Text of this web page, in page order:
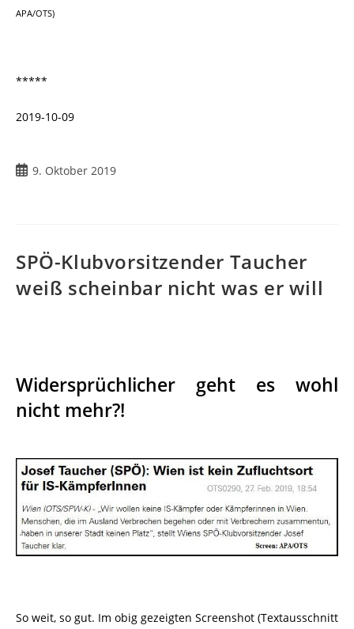
APA/OTS)
*****
2019-10-09
9. Oktober 2019
SPÖ-Klubvorsitzender Taucher
weiß scheinbar nicht was er will
Widersprüchlicher geht es wohl
nicht mehr?!
So weit, so gut. Im obig gezeigten Screenshot (Textausschnitt